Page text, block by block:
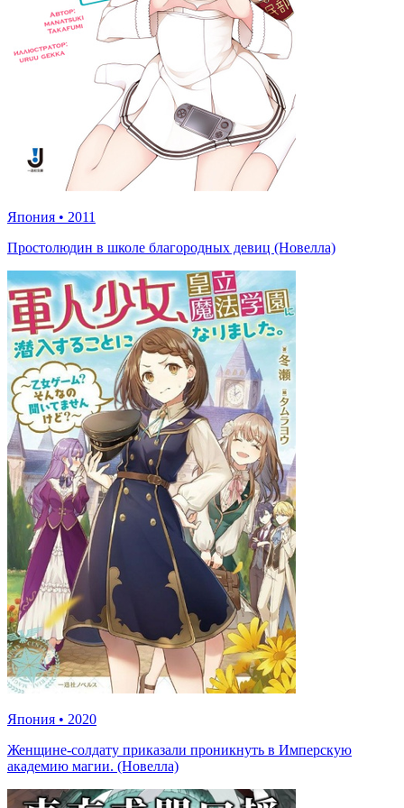
Япония • 2011
Простолюдин в школе благородных девиц (Новелла)
Япония • 2020
Женщине-солдату приказали проникнуть в Имперскую
академию магии. (Новелла)